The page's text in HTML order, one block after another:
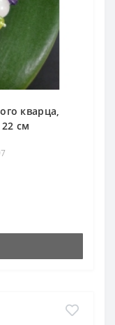
кварца,
см